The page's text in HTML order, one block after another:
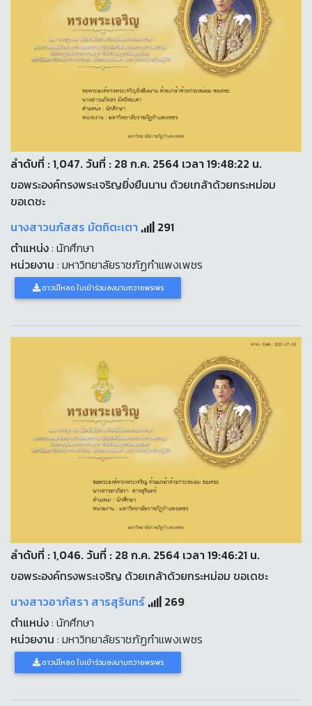
ลำดับที่ : 1,047. วันที่ : 28 ก.ค. 2564 เวลา 19:48:22 น.
ขอพระองค์ทรงพระเจริญยิ่งยืนนาน ด้วยเกล้าด้วยกระหม่อม
ขอเดชะ
นางสาวนภัสสร มัตถิตะเตา
291
ตำแหน่ง: นักศึกษา
หน่วยงาน : มหาวิทยาลัยราชภัฏกำแพงเพชร
ดาวน์โหลด ใบเข้าร่วมลงนามถวายพระพร
ลำดับที่ : 1,046. วันที่ : 28 ก.ค. 2564 เวลา 19:46:21 น.
ขอพระองค์ทรงพระเจริญ ด้วยเกล้าด้วยกระหม่อม ขอเดชะ
นางสาวอาภัสรา สารสุรินทร์
269
ตำแหน่ง: นักศึกษา
หน่วยงาน : มหาวิทยาลัยราชภัฏกำแพงเพชร
ดาวน์โหลด ใบเข้าร่วมลงนามถวายพระพร